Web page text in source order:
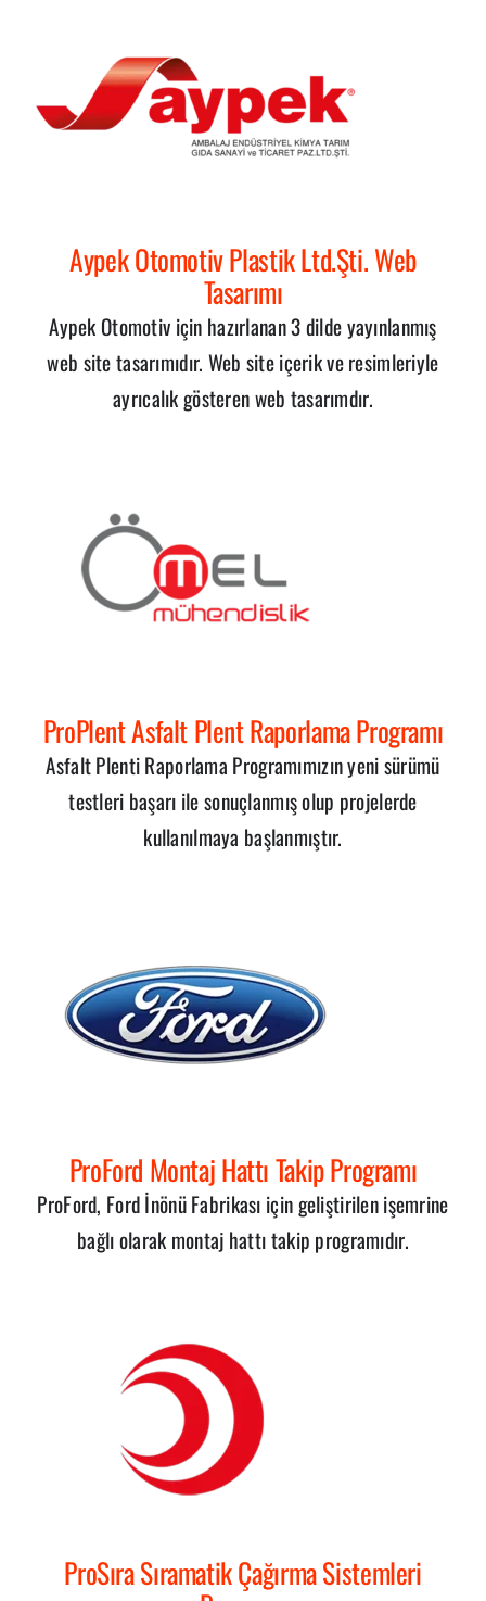
Aypek Otomotiv Plastik Ltd.Şti. Web
Tasarımı
Aypek Otomotiv için hazırlanan 3 dilde yayınlanmış
web site tasarımıdır. Web site içerik ve resimleriyle
ayrıcalık gösteren web tasarımdır.
ProPlent Asfalt Plent Raporlama Programı
Asfalt Plenti Raporlama Programımızın yeni sürümü
testleri başarı ile sonuçlanmış olup projelerde
kullanılmaya başlanmıştır.
ProFord Montaj Hattı Takip Programı
ProFord, Ford İnönü Fabrikası için geliştirilen işemrine
bağlı olarak montaj hattı takip programıdır.
ProSıra Sıramatik Çağırma Sistemleri